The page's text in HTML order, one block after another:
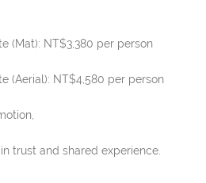
(Mat): NT$3,380 per person
(Aerial): NT$4,580 per person
trust and shared experience.